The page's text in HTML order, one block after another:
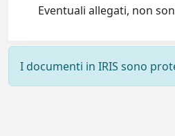
Eventuali allegati, non
I documenti in IRIS sono